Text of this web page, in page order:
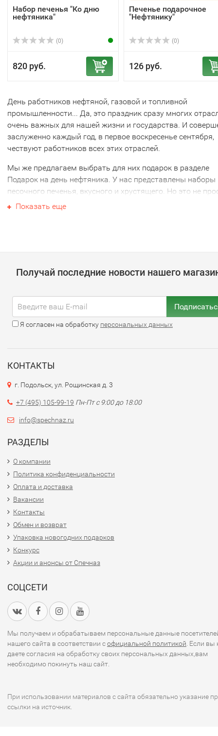
Набор печенья "Ко дню
нефтяника"
(0)
820 руб.
Печенье подарочное
"Нефтянику"
(0)
126 руб.
День работников нефтяной, газовой и топливной
промышленности... Да, это праздник сразу многих
очень важных для нашей жизни и государства. И
заслуженно каждый год, в первое воскресенье сентября,
чествуют работников всех этих отраслей.
Мы же предлагаем выбрать для них подарок в разделе
Подарок на день нефтяника. У нас представлены наборы
песочного печенья, вкусного и хрустящего. Но это не
печенье, а полноценный подарок с уникальным
Такой набор станет отличным способом представить
фирму на выставке или выделить ее на переговорах.
поздравительной открыткой в том же стиле.
Заказывайте онлайн либо звоните для выбора
Показать еще
Получай последние новости нашего
Я согласен на обработку персональных данных
КОНТАКТЫ
г. Подольск, ул. Рощинская д. 3
+7 (495) 105-99-19 Пн-Пт с 9:00 до 18:00
info@spechnaz.ru
РАЗДЕЛЫ
О компании
Политика конфиденциальности
Оплата и доставка
Вакансии
Контакты
Обмен и возврат
Упаковка новогодних подарков
Конкурс
Акции и анонсы от Спечназ
СОЦСЕТИ
Мы получаем и обрабатываем персональные данные
нашего сайта в соответствии софициальной политикой . Если вы
даете согласия на обработку своих персональных данных,вам
необходимо покинуть наш сайт.
При использовании материалов с сайта обязательно указание
ссылки на источник.